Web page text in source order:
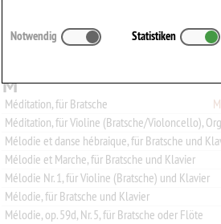
C D I J
T U Z 0-9
M
Méditation, für Bratsche
Méditation, für Violine (Bratsche/Violoncello),
Mélodie et danse hébraique, für Bratsche und
Mélodie et Marche, für Bratsche und Klavier
Mélodie Nr. 1, für Violine (Bratsche) und Klavier
Mélodie, für Bratsche und Klavier
Mélodie, op. 59d, Nr. 5, für Bratsche oder Flöte
Notwendig Statistiken